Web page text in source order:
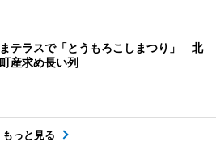
テラスで「とうもろこしまつり」 北
産求め長い列
もっと見る